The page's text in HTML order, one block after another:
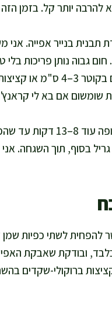
להרבה יותר קל. בזמן
220 מעלות ומרפדת תבנית
גבוה נותן פריכות בלי
עם ידיים מעט רטובות אני
אם בא לי
אני אופה 12 דקות,
להפחית לשתי כפיות
ובודקת שאבקת
ברוקולי-שקדים